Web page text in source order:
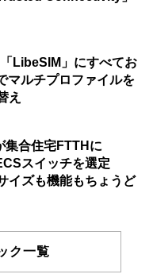
LibeSIM」にすべてお
ルチプロファイルを
え
集合住宅FTTHに
スイッチを選定
イズも機能もちょうど
ク一覧